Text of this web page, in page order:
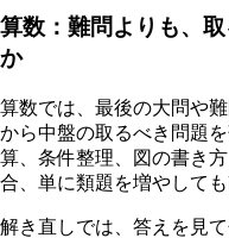
算数：難問よりも、
か
算数では、最後の大問や
から中盤の取るべき問題
算、条件整理、図の書き
合、単に類題を増やして
解き直しでは、答えを見